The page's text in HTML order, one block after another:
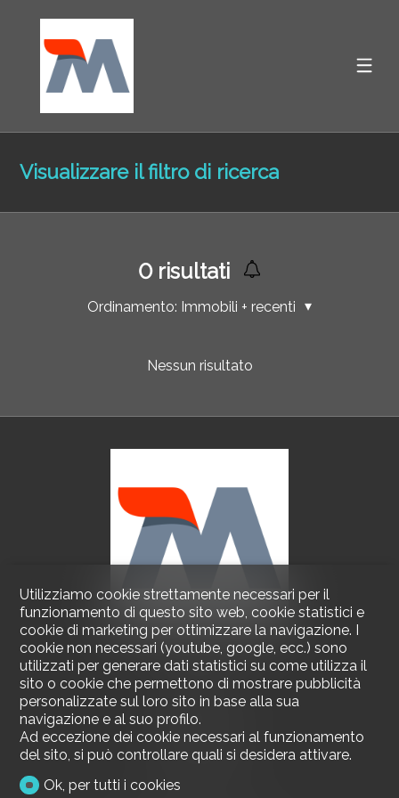
Visualizzare il filtro di ricerca
0risultati
Ordinamento: Immobili + recenti
Nessun risultato
Contattaci
Mediagest SA
via della Stazione 5
6600 Muralto
Tel. 091 730 17 56
Fax 091 730 17 58
Utilizziamo cookie strettamente necessari per il
funzionamento di questo sito web, cookie statistici e
cookie di marketing per ottimizzare la navigazione. I
cookie non necessari (youtube, google, ecc.) sono
utilizzati per generare dati statistici su come utilizza il
sito o cookie che permettono di mostrare pubblicità
personalizzate sul loro sito in base alla sua
navigazione e al suo profilo.
Ad eccezione dei cookie necessari al funzionamento
del sito, si può controllare quali si desidera attivare.
Ok, per tutti i cookies